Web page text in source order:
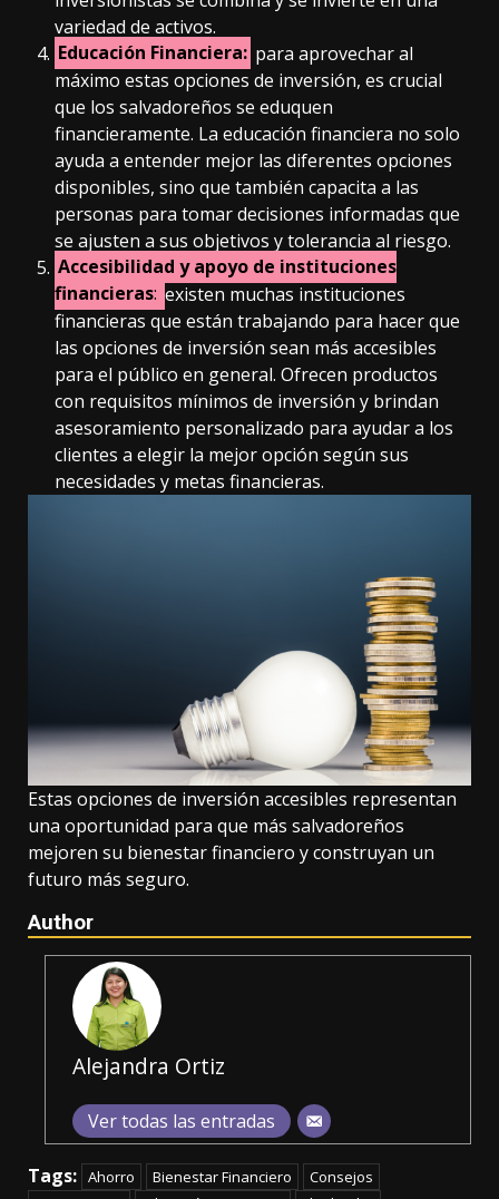
variedad de activos.
Educación Financiera: para aprovechar al
máximo estas opciones de inversión, es crucial
que los salvadoreños se eduquen
financieramente. La educación financiera no solo
ayuda a entender mejor las diferentes opciones
disponibles, sino que también capacita a las
personas para tomar decisiones informadas que
se ajusten a sus objetivos y tolerancia al riesgo.
Accesibilidad y apoyo de instituciones
financieras: existen muchas instituciones
financieras que están trabajando para hacer que
las opciones de inversión sean más accesibles
para el público en general. Ofrecen productos
con requisitos mínimos de inversión y brindan
asesoramiento personalizado para ayudar a los
clientes a elegir la mejor opción según sus
necesidades y metas financieras.
Estas opciones de inversión accesibles representan
una oportunidad para que más salvadoreños
mejoren su bienestar financiero y construyan un
futuro más seguro.
Author
Alejandra Ortiz
Ver todas las entradas
Tags: Ahorro Bienestar Financiero
Consejos